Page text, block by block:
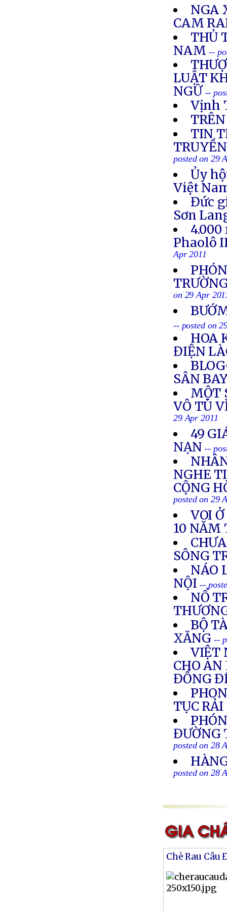
NGA
CAM
THỦ
NAM--
LUẬT
NGỮ --
Vịnh
TIN
posted on 29
Ủy
Việt
Đức
Sơn
Phaolô
Apr 2011
on 29 Apr
-- posted on
HOA
ĐIỆN
SÂN
MỘT
VÔ TÙ
29 Apr 2011
49
NẠN--
NGHE
CỘNG
posted on 29
VOI
10 NĂM
SÔNG
NÁO
NỘI--
NỔ
BỘ
XĂNG --
VIỆT
CHO AN
ĐỒNG
TỤC
ĐƯỜNG
posted on 28
posted on 28
Chè Rau Câu